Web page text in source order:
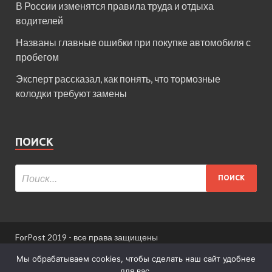
В России изменятся правила труда и отдыха
водителей
Названы главные ошибки при покупке автомобиля с
пробегом
Эксперт рассказал, как понять, что тормозные
колодки требуют замены
ПОИСК
ForPost 2019 - все права защищены
При использовании материалов сайта ссылка
Мы обрабатываем cookies, чтобы сделать наш сайт удобнее